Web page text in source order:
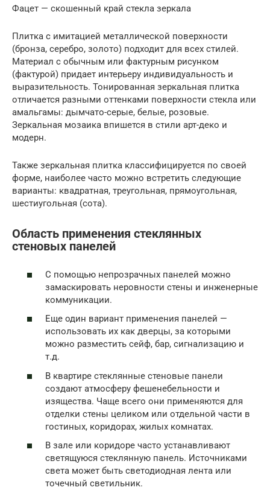
Фацет — скошенный край стекла зеркала
Плитка с имитацией металлической поверхности
(бронза, серебро, золото) подходит для всех стилей.
Материал с обычным или фактурным рисунком
(фактурой) придает интерьеру индивидуальность и
выразительность. Тонированная зеркальная плитка
отличается разными оттенками поверхности стекла или
амальгамы: дымчато-серые, белые, розовые.
Зеркальная мозаика впишется в стили арт-деко и
модерн.
Также зеркальная плитка классифицируется по своей
форме, наиболее часто можно встретить следующие
варианты: квадратная, треугольная, прямоугольная,
шестиугольная (сота).
Область применения стеклянных
стеновых панелей
С помощью непрозрачных панелей можно
замаскировать неровности стены и инженерные
коммуникации.
Еще один вариант применения панелей —
использовать их как дверцы, за которыми
можно разместить сейф, бар, сигнализацию и
т.д.
В квартире стеклянные стеновые панели
создают атмосферу фешенебельности и
изящества. Чаще всего они применяются для
отделки стены целиком или отдельной части в
гостиных, коридорах, жилых комнатах.
В зале или коридоре часто устанавливают
светящуюся стеклянную панель. Источниками
света может быть светодиодная лента или
точечный светильник.